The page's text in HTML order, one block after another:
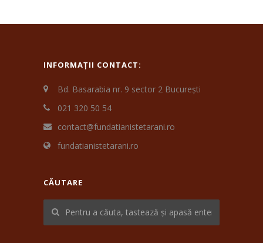
INFORMAȚII CONTACT:
Bd. Basarabia nr. 9 sector 2 București
021 320 50 54
contact@fundatianistetarani.ro
fundatianistetarani.ro
CĂUTARE